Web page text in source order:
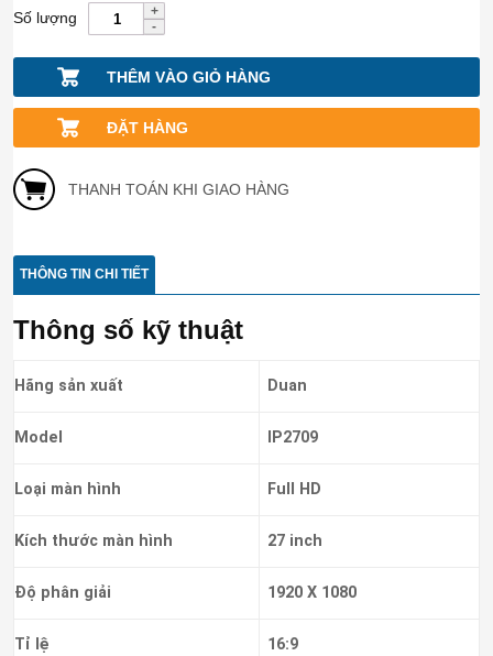
Số lượng
THÊM VÀO GIỎ HÀNG
ĐẶT HÀNG
THANH TOÁN KHI GIAO HÀNG
THÔNG TIN CHI TIẾT
Thông số kỹ thuật
Hãng sản xuất Duan
Model IP2709
Loại màn hình Full HD
Kích thước màn hình 27 inch
Độ phân giải 1920 X 1080
Tỉ lệ 16:9